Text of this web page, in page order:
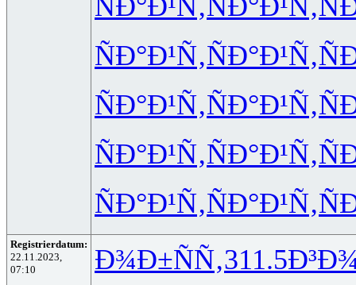
ÑÐ°Ð¹Ñ‚ÑÐ°Ð¹Ñ‚
ÑÐ°Ð¹Ñ‚ÑÐ°Ð¹Ñ‚
ÑÐ°Ð¹Ñ‚ÑÐ°Ð¹Ñ‚
ÑÐ°Ð¹Ñ‚ÑÐ°Ð¹Ñ‚
Registrierdatum:
22.11.2023,
07:10
Ð¾Ð±ÑÑ‚311.5